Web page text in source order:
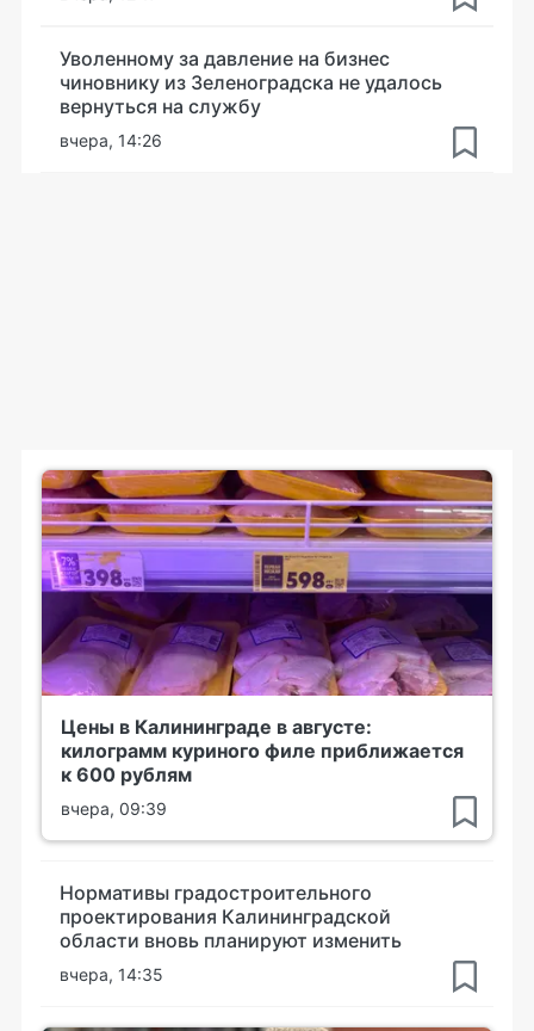
Уволенному за давление на бизнес
чиновнику из Зеленоградска не удалось
вернуться на службу
вчера, 14:26
Цены в Калининграде в августе:
килограмм куриного филе приближается
к 600 рублям
вчера, 09:39
Нормативы градостроительного
проектирования Калининградской
области вновь планируют изменить
вчера, 14:35